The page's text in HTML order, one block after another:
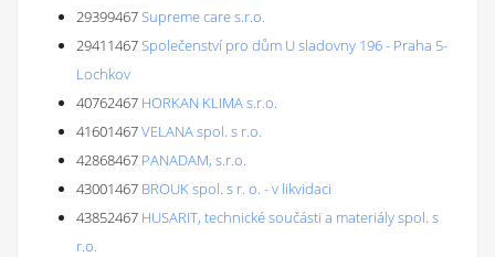
29399467Supreme care s.r.o.
29411467Společenství pro dům U sladovny 196 - Praha 5-
Lochkov
40762467 HORKAN KLIMA s.r.o.
41601467VELANA spol. s r.o.
42868467 PANADAM, s.r.o.
43001467 BROUK spol. s r. o. - v likvidaci
43852467 HUSARIT, technické součásti a materiály spol. s
r.o.